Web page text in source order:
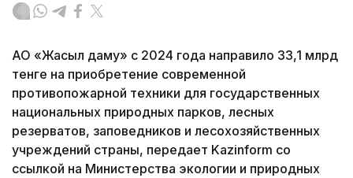
АО «Жасыл даму» с 2024 года направило 33,1 млрд
тенге на приобретение современной
противопожарной техники для государственных
национальных природных парков, лесных
резерватов, заповедников и лесохозяйственных
учреждений страны, передает Kazinform со
ссылкой на Министерства экологии и природных